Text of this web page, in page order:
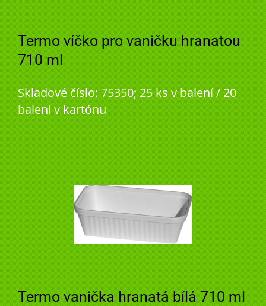
Termo víčko pro vaničku hranatou
710 ml
Skladové číslo: 75350; 25 ks v balení / 20
balení v kartónu
Termo vanička hranatá bílá 710 ml